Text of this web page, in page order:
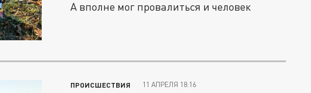
А вполне мог провалиться и человек
ПРОИСШЕСТВИЯ 11 АПРЕЛЯ 18:16